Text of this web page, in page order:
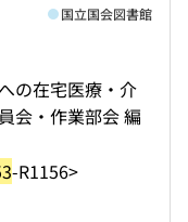
の在宅医療・介
会・作業部会 編
-R1156>
国立国会図書館